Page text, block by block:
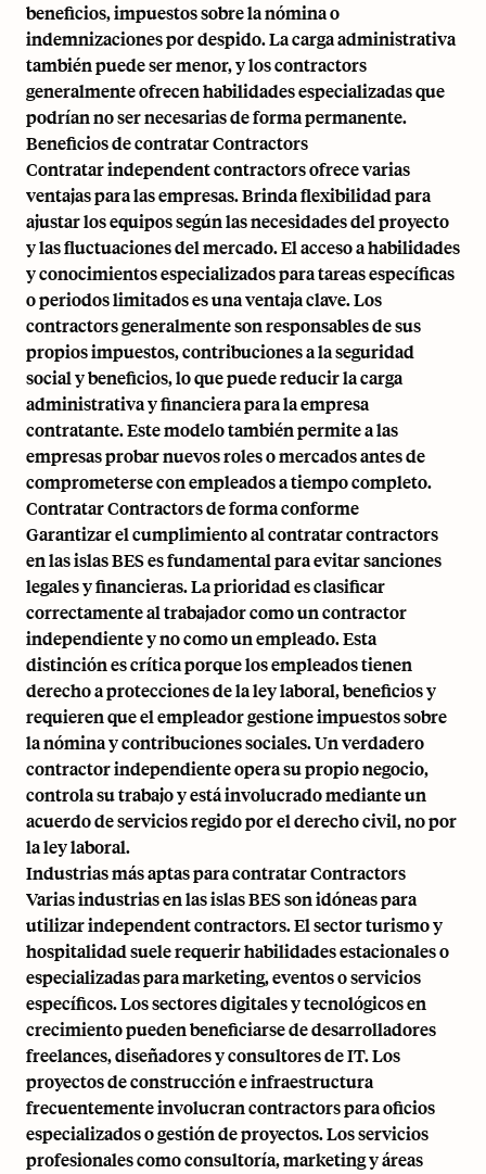
beneficios, impuestos sobre la nómina o
indemnizaciones por despido. La carga administrativa
también puede ser menor, y los contractors
generalmente ofrecen habilidades especializadas que
podrían no ser necesarias de forma permanente.
Beneficios de contratar Contractors
Contratar independent contractors ofrece varias
ventajas para las empresas. Brinda flexibilidad para
ajustar los equipos según las necesidades del proyecto
y las fluctuaciones del mercado. El acceso a habilidades
y conocimientos especializados para tareas específicas
o periodos limitados es una ventaja clave. Los
contractors generalmente son responsables de sus
propios impuestos, contribuciones a la seguridad
social y beneficios, lo que puede reducir la carga
administrativa y financiera para la empresa
contratante. Este modelo también permite a las
empresas probar nuevos roles o mercados antes de
comprometerse con empleados a tiempo completo.
Contratar Contractors de forma conforme
Garantizar el cumplimiento al contratar contractors
en las islas BES es fundamental para evitar sanciones
legales y financieras. La prioridad es clasificar
correctamente al trabajador como un contractor
independiente y no como un empleado. Esta
distinción es crítica porque los empleados tienen
derecho a protecciones de la ley laboral, beneficios y
requieren que el empleador gestione impuestos sobre
la nómina y contribuciones sociales. Un verdadero
contractor independiente opera su propio negocio,
controla su trabajo y está involucrado mediante un
acuerdo de servicios regido por el derecho civil, no por
la ley laboral.
Industrias más aptas para contratar Contractors
Varias industrias en las islas BES son idóneas para
utilizar independent contractors. El sector turismo y
hospitalidad suele requerir habilidades estacionales o
especializadas para marketing, eventos o servicios
específicos. Los sectores digitales y tecnológicos en
crecimiento pueden beneficiarse de desarrolladores
freelances, diseñadores y consultores de IT. Los
proyectos de construcción e infraestructura
frecuentemente involucran contractors para oficios
especializados o gestión de proyectos. Los servicios
profesionales como consultoría, marketing y áreas